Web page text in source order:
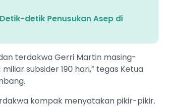
detik Penusukan Asep di
terdakwa Gerri Martin masing-
subsider 190 hari,” tegas Ketua
kompak menyatakan pikir-pikir.